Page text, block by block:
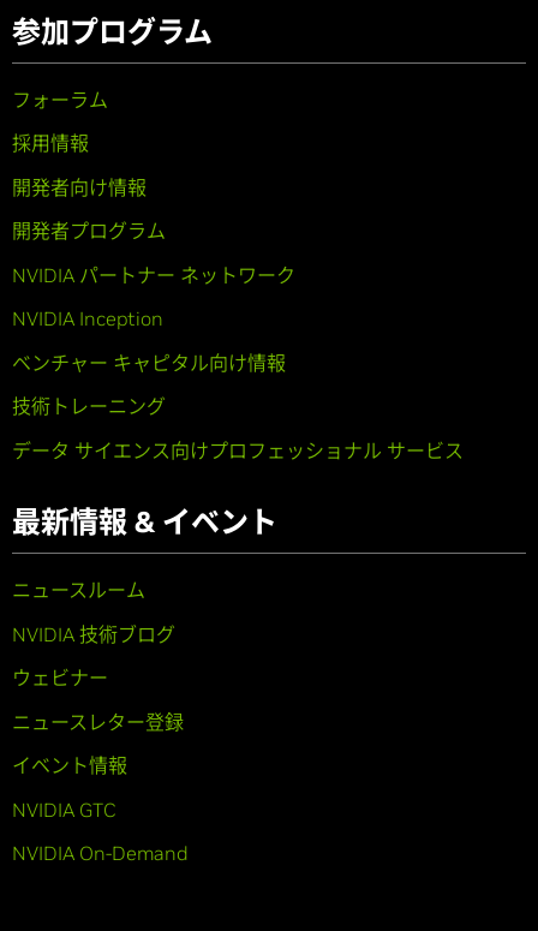
参加プログラム
フォーラム
採用情報
開発者向け情報
開発者プログラム
NVIDIA パートナー ネットワーク
NVIDIA Inception
ベンチャー キャピタル向け情報
技術トレーニング
データ サイエンス向けプロフェッショナル サービス
最新情報 & イベント
ニュースルーム
NVIDIA 技術ブログ
ウェビナー
ニュースレター登録
イベント情報
NVIDIA GTC
NVIDIA On-Demand